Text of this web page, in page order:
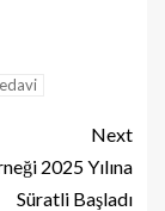
Next
2025 Yılına
Süratli Başladı